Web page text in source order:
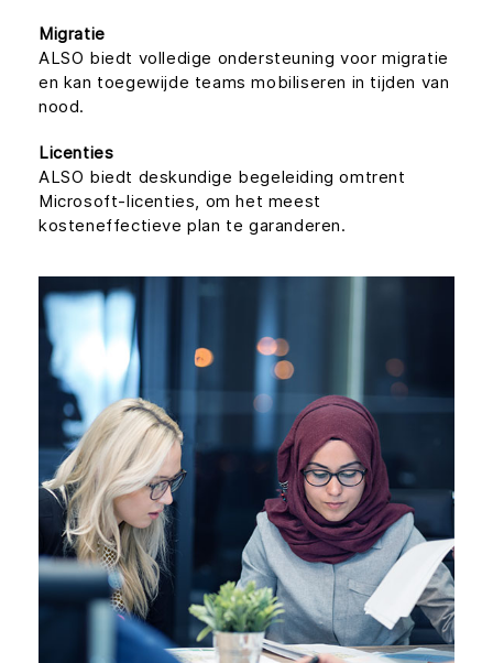
Migratie
ALSO biedt volledige ondersteuning voor migratie
en kan toegewijde teams mobiliseren in tijden van
nood.
Licenties
ALSO biedt deskundige begeleiding omtrent
Microsoft-licenties, om het meest
kosteneffectieve plan te garanderen.